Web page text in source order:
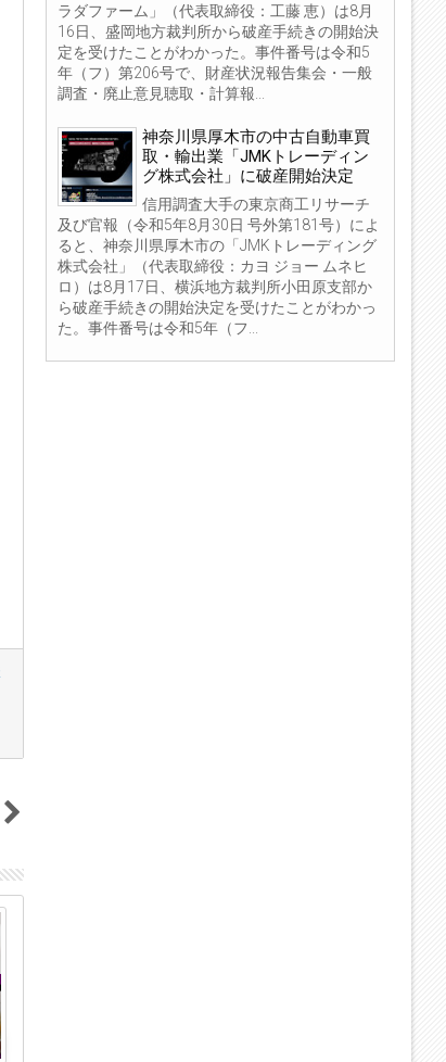
ラダファーム」（代表取締役：工藤 恵）は8月
16日、盛岡地方裁判所から破産手続きの開始決
定を受けたことがわかった。事件番号は令和5
年（フ）第206号で、財産状況報告集会・一般
調査・廃止意見聴取・計算報...
神奈川県厚木市の中古自動車買
取・輸出業「JMKトレーディン
グ株式会社」に破産開始決定
信用調査大手の東京商工リサーチ
及び官報（令和5年8月30日 号外第181号）によ
ると、神奈川県厚木市の「JMKトレーディング
株式会社」（代表取締役：カヨ ジョー ムネヒ
ロ）は8月17日、横浜地方裁判所小田原支部か
ら破産手続きの開始決定を受けたことがわかっ
た。事件番号は令和5年（フ...